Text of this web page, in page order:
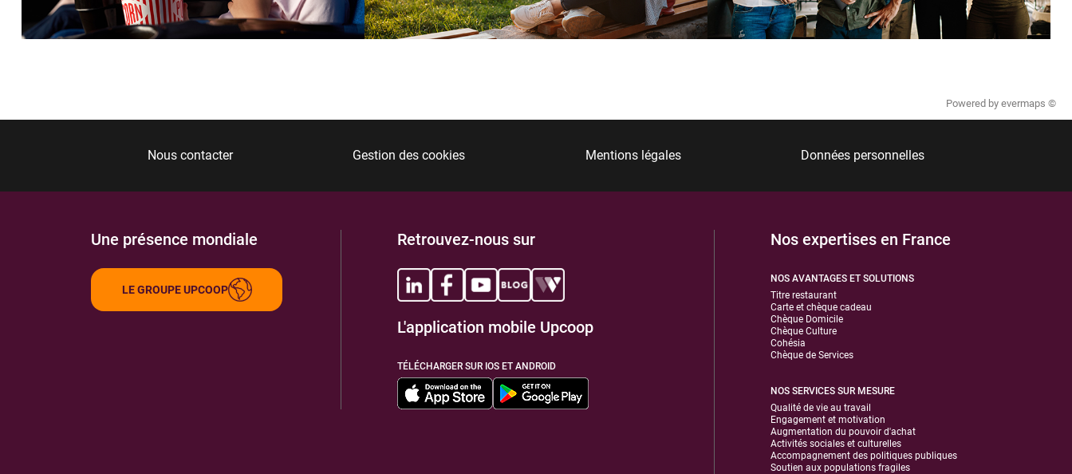
Powered by evermaps ©
Nous contacter Gestion des cookies Mentions légales Données personnelles
Une présence mondiale
LE GROUPE UPCOOP
Retrouvez-nous sur
L'application mobile Upcoop
TÉLÉCHARGER SUR IOS ET ANDROID
Nos expertises en France
NOS AVANTAGES ET SOLUTIONS
Titre restaurant
Carte et chèque cadeau
Chèque Domicile
Chèque Culture
Cohésia
Chèque de Services
NOS SERVICES SUR MESURE
Qualité de vie au travail
Engagement et motivation
Augmentation du pouvoir d'achat
Activités sociales et culturelles
Accompagnement des politiques publiques
Soutien aux populations fragiles